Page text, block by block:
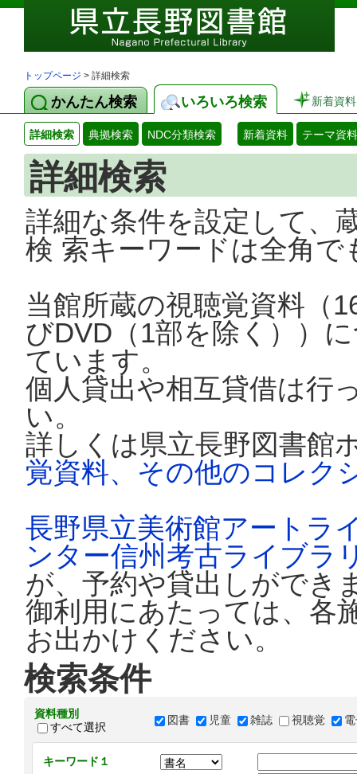
トップページ > 詳細検索
かんたん検索 いろいろ検索 新着資料
詳細検索 典拠検索 NDC分類検索 新着資料 テーマ資料
詳細検索
詳細な条件を設定して、
検 索キーワードは全角
当館所蔵の視聴覚資料（
びDVD（1部を除く））
ています。
個人貸出や相互貸借は行
い。
詳しくは県立長野図書館
覚資料、その他のコレク
長野県立美術館アートラ
ンター信州考古ライブラ
が、予約や貸出しができ
御利用にあたっては、各
お出かけください。
検索条件
資料種別
すべて選択
図書 児童 雑誌 視聴覚
キーワード１